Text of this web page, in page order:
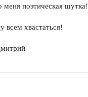
меня поэтическая шутка!
всем хвастаться!